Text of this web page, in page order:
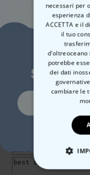
necessari per
esperienza
ACCETTA e il
il tuo
d'oltreoceano
potrebbe
dei dati
cambiare le
No, non